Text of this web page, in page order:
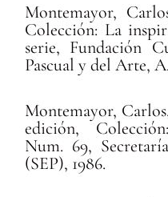
Montemayor,
Colección: La
serie, Fundación
Pascual y del Arte,
Montemayor,
edición,
Num. 69,
(SEP), 1986.